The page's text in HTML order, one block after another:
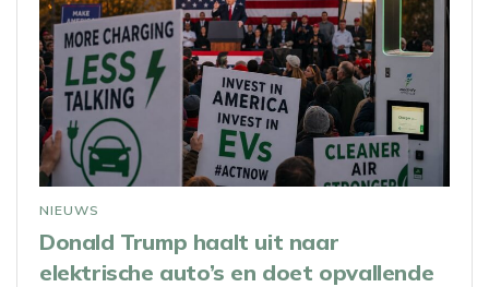
NIEUWS
Donald Trump haalt uit naar
elektrische auto’s en doet opvallende